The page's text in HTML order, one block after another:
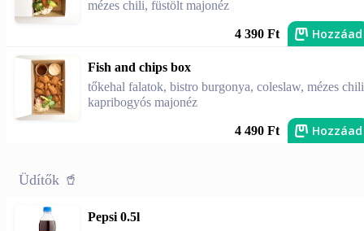
mézes chili, füstölt majonéz
4 390 Ft Hozzáad
Fish and chips box
tőkehal falatok, bistro burgonya, coleslaw, mézes
kapribogyós majonéz
4 490 Ft Hozzáad
Üdítők 🥤
Pepsi 0.5l